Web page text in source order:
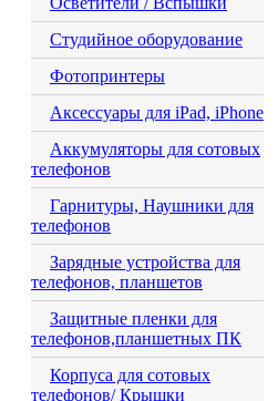
Студийное оборудование
Фотопринтеры
Аксессуары для iPad, iPhone
Аккумуляторы для сотовых
телефонов
Гарнитуры, Наушники для
телефонов
Зарядные устройства для
телефонов, планшетов
Защитные пленки для
телефонов,планшетных ПК
Корпуса для сотовых
телефонов/ Крышки